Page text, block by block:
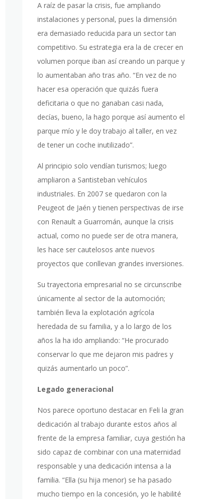
A raíz de pasar la crisis, fue ampliando
instalaciones y personal, pues la dimensión
era demasiado reducida para un sector tan
competitivo. Su estrategia era la de crecer en
volumen porque iban así creando un parque y
lo aumentaban año tras año. “En vez de no
hacer esa operación que quizás fuera
deficitaria o que no ganaban casi nada,
decías, bueno, la hago porque así aumento el
parque mío y le doy trabajo al taller, en vez
de tener un coche inutilizado”.
Al principio solo vendían turismos; luego
ampliaron a Santisteban vehículos
industriales. En 2007 se quedaron con la
Peugeot de Jaén y tienen perspectivas de irse
con Renault a Guarromán, aunque la crisis
actual, como no puede ser de otra manera,
les hace ser cautelosos ante nuevos
proyectos que conllevan grandes inversiones.
Su trayectoria empresarial no se circunscribe
únicamente al sector de la automoción;
también lleva la explotación agrícola
heredada de su familia, y a lo largo de los
años la ha ido ampliando: “He procurado
conservar lo que me dejaron mis padres y
quizás aumentarlo un poco”.
Legado generacional
Nos parece oportuno destacar en Feli la gran
dedicación al trabajo durante estos años al
frente de la empresa familiar, cuya gestión ha
sido capaz de combinar con una maternidad
responsable y una dedicación intensa a la
familia. “Ella (su hija menor) se ha pasado
mucho tiempo en la concesión, yo le habilité